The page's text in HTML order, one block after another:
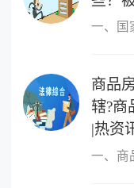
商品
辖?商
|热资